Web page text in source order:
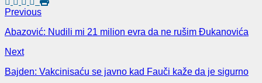
Previous
Abazović: Nudili mi 21 milion evra da ne rušim Đukanovića
Next
Bajden: Vakcinisaću se javno kad Fauči kaže da je sigurno